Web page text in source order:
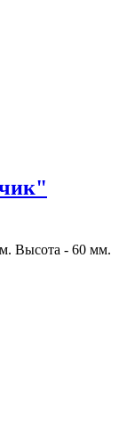
Высота - 60 мм.